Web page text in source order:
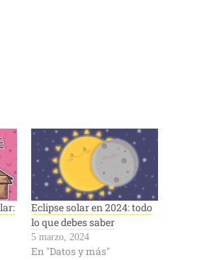
Eclipse solar en 2024: todo
lo que debes saber
5 marzo, 2024
En "Datos y más"